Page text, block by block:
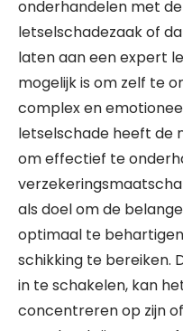
onderhandelen met
letselschadezaak of
laten aan een expert
mogelijk is om zelf te
complex en
letselschade heeft de
om effectief te
als doel om de
optimaal te
schikking te bereiken.
in te schakelen, kan
concentreren op zijn